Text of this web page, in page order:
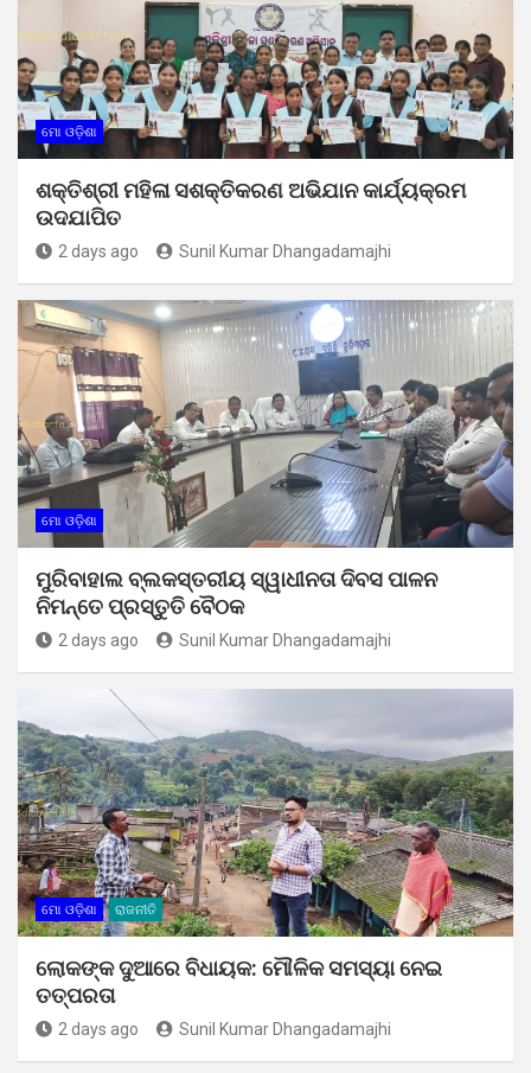
ମୋ ଓଡ଼ିଶା
ଶକ୍ତିଶ୍ରୀ ମହିଳା ସଶକ୍ତିକରଣ ଅଭିଯାନ କାର୍ଯ୍ୟକ୍ରମ
ଉଦଯାପିତ
2 days ago Sunil Kumar Dhangadamajhi
ମୋ ଓଡ଼ିଶା
ମୁରିବାହାଲ ବ୍ଲକସ୍ତରୀୟ ସ୍ୱାଧୀନତା ଦିବସ ପାଳନ
ନିମନ୍ତେ ପ୍ରସ୍ତୁତି ବୈଠକ
2 days ago Sunil Kumar Dhangadamajhi
ମୋ ଓଡ଼ିଶା ରାଜନୀତି
ଲୋକଙ୍କ ଦୁଆରେ ବିଧାୟକ: ମୌଳିକ ସମସ୍ୟା ନେଇ
ତତ୍ପରତା
2 days ago Sunil Kumar Dhangadamajhi